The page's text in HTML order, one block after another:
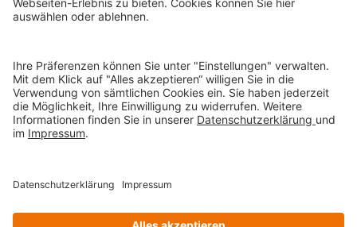
RECHTLICHES
KONTAKT
SICHERHEIT UND VERTRAUEN